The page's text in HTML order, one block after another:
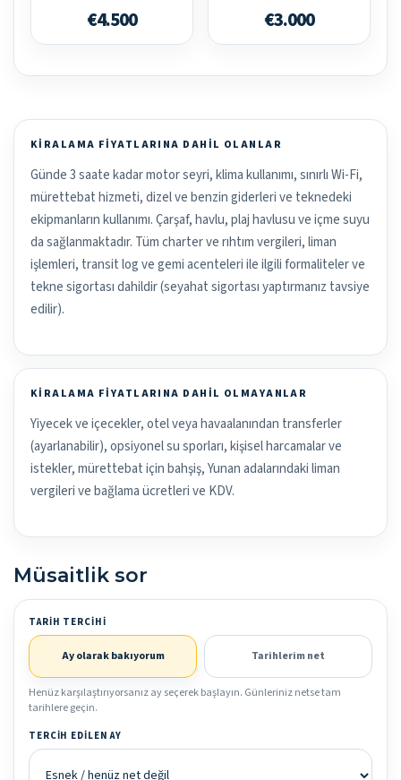
€4.500 €3.000
KIRALAMA FIYATLARINA DAHIL OLANLAR
Günde 3 saate kadar motor seyri, klima kullanımı, sınırlı Wi-Fi,
mürettebat hizmeti, dizel ve benzin giderleri ve teknedeki
ekipmanların kullanımı. Çarşaf, havlu, plaj havlusu ve içme suyu
da sağlanmaktadır. Tüm charter ve rıhtım vergileri, liman
işlemleri, transit log ve gemi acenteleri ile ilgili formaliteler ve
tekne sigortası dahildir (seyahat sigortası yaptırmanız tavsiye
edilir).
KIRALAMA FIYATLARINA DAHIL OLMAYANLAR
Yiyecek ve içecekler, otel veya havaalanından transferler
(ayarlanabilir), opsiyonel su sporları, kişisel harcamalar ve
istekler, mürettebat için bahşiş, Yunan adalarındaki liman
vergileri ve bağlama ücretleri ve KDV.
Müsaitlik sor
TARIH TERCIHI
Ay olarak bakıyorum Tarihlerim net
Henüz karşılaştırıyorsanız ay seçerek başlayın. Günleriniz netse tam
tarihlere geçin.
TERCIH EDILEN AY